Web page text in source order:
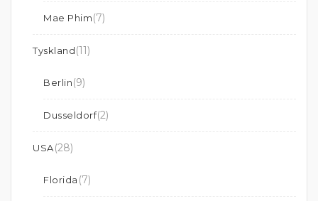
Mae Phim(7)
Tyskland(11)
Berlin(9)
Dusseldorf(2)
USA(28)
Florida (7)